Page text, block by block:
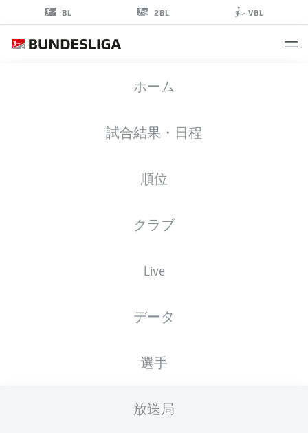
BL 2BL VBL
ホーム
試合結果・日程
順位
クラブ
Live
データ
選手
放送局
28.08.2001